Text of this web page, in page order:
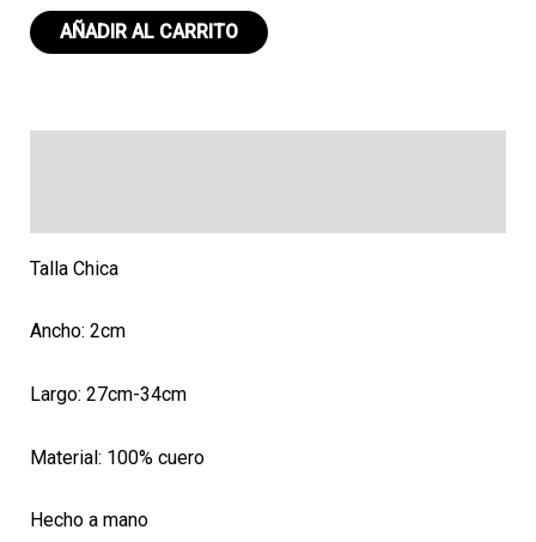
Collar
CH
AÑADIR AL CARRITO
Talla Chica
Ancho: 2cm
Largo: 27cm-34cm
Material: 100% cuero
Hecho a mano